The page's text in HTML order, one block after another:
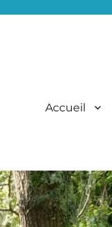
Accueil